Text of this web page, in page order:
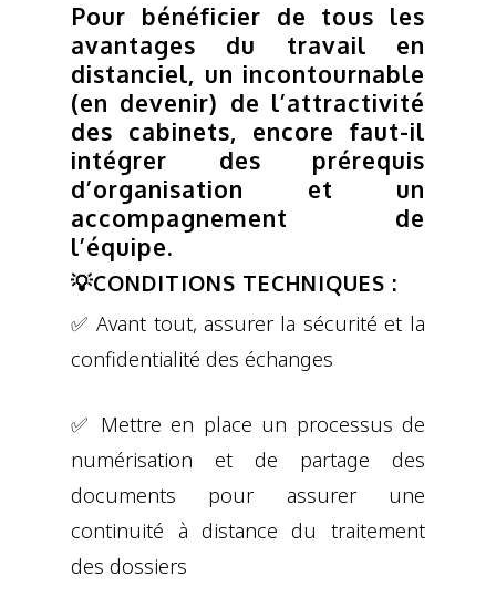
Pour bénéficier de tous les
avantages du travail en
distanciel, un incontournable
(en devenir) de l’attractivité
des cabinets, encore faut-il
intégrer des prérequis
d’organisation et un
accompagnement de
l’équipe.
💡CONDITIONS TECHNIQUES :
✅ Avant tout, assurer la sécurité et la
confidentialité des échanges
✅ Mettre en place un processus de
numérisation et de partage des
documents pour assurer une
continuité à distance du traitement
des dossiers